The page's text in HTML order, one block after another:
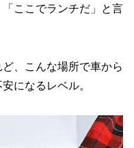
ここでランチだ」と言
、こんな場所で車から
になるレベル。